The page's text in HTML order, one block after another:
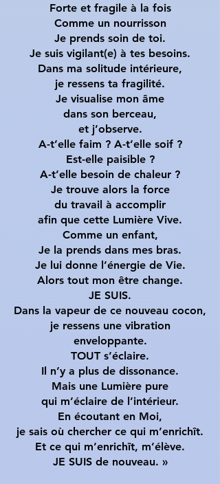
Forte et fragile à la fois
Comme un nourrisson
Je prends soin de toi.
Je suis vigilant(e) à tes besoins.
Dans ma solitude intérieure,
je ressens ta fragilité.
Je visualise mon âme
dans son berceau,
et j’observe.
A-t’elle faim ? A-t’elle soif ?
Est-elle paisible ?
A-t’elle besoin de chaleur ?
Je trouve alors la force
du travail à accomplir
afin que cette Lumière Vive.
Comme un enfant,
Je la prends dans mes bras.
Je lui donne l’énergie de Vie.
Alors tout mon être change.
JE SUIS.
Dans la vapeur de ce nouveau cocon,
je ressens une vibration
enveloppante.
TOUT s’éclaire.
Il n’y a plus de dissonance.
Mais une Lumière pure
qui m’éclaire de l’intérieur.
En écoutant en Moi,
je sais où chercher ce qui m’enrichît.
Et ce qui m’enrichît, m’élève.
JE SUIS de nouveau. »